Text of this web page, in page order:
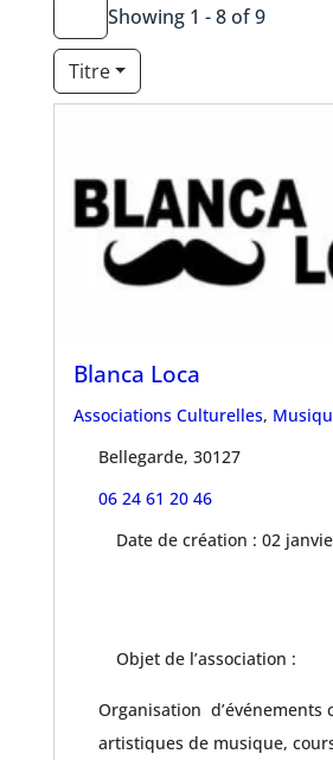
Showing 1 - 8 of 9
Titre
Blanca Loca
Associations Culturelles,
Bellegarde, 30127
06 24 61 20 46
Date de création : 02
Objet de l’association :
Organisation d’événements
artistiques de musique,